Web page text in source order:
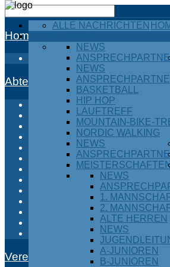
Home
Alle Nachrichten
Abteilungen
Badminton
Breitensport
Inlinehockey
Kraftdreikampf
Ski / Snowboard
Verein
ALLE NACHRICHTEN
NEWS
NEWS
BASKETBALL
HIP HOP
LAUFTREFF
MOUNTAIN-BIKE-
NORDIC WALKING
NEWS
NEWS
1.
2.
ALTE HERREN
NEWS
A-JUNIOREN
B-JUNIOREN